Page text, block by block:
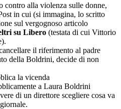
alla violenza sulle donne,
in cui (si immagina, lo scritto
sul vergognoso articolo
su Libero (testata di cui Vittorio
il riferimento al padre
della Boldrini, decide di non
la vicenda
a Laura Boldrini
di un direttore scegliere cosa va